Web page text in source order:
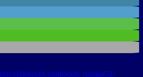
HülsbeckCommodore AmigaCZ-